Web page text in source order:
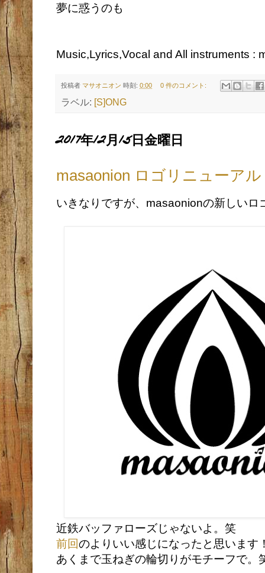
夢に惑うのも
Music,Lyrics,Vocal and All instruments :
投稿者 マサオニオン 時刻: 0:00 0 件のコメント:
ラベル: [S]ONG
2017年12月15日金曜日
masaonion ロゴリニューアル
いきなりですが、masaonionの新しいロ
近鉄バッファローズじゃないよ。笑
前回のよりいい感じになったと思います
あくまで玉ねぎの輪切りがモチーフで。